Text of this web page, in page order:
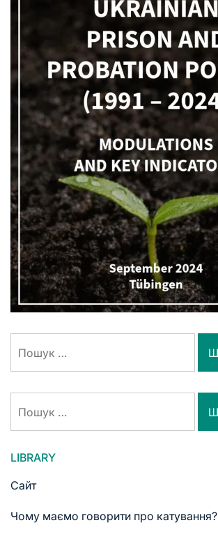
LIBRARY
Сайт
Чому маємо говорити про катування?